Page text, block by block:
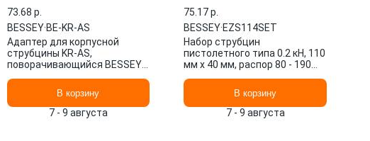
73.68 p.
BESSEY·BE-KR-AS
Адаптер для корпусной
струбцины KR-AS,
поворачивающийся BESSEY
В корзину
7 - 9 августа
75.17 p.
BESSEY·EZS114SET
Набор струбцин
пистолетного типа 0.2 кН, 110
мм x 40 мм, распор 80 - 190
В корзину
7 - 9 августа